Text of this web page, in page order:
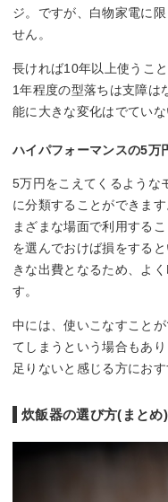
ジ。ですが、白物家電に
せん。
長ければ10年以上使うこ
1年程度の型落ちは支障は
能に大きな変化はでていな
ハイパフォーマンスの5万
5万円をこえてくるような
に分類することができま
まざまな場面で利用する
を選んでおけば損をする
きな出費となるため、よ
す。
中には、使いこなすこと
てしまうという場合もあ
足りないと感じる方におす
炊飯器の選び方(まとめ)